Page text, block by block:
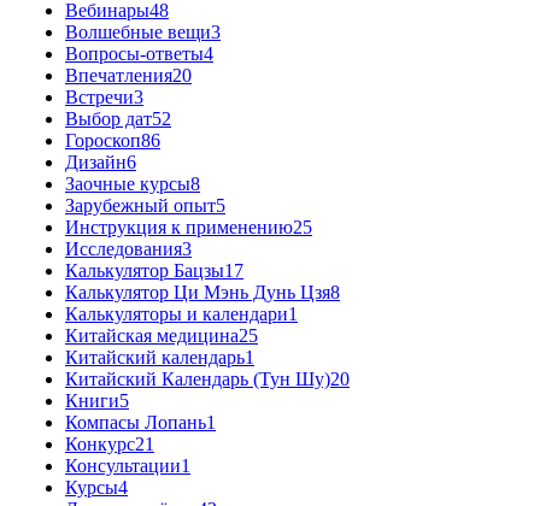
Вебинары48
Волшебные вещи3
Вопросы-ответы4
Впечатления20
Встречи3
Выбор дат52
Гороскоп86
Дизайн6
Заочные курсы8
Зарубежный опыт5
Инструкция к применению25
Исследования3
Калькулятор Бацзы17
Калькулятор Ци Мэнь Дунь Цзя8
Калькуляторы и календари1
Китайская медицина25
Китайский календарь1
Китайский Календарь (Тун Шу)20
Книги5
Компасы Лопань1
Конкурс21
Консультации1
Курсы4